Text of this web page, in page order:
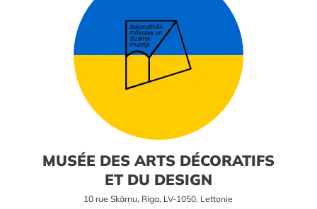
MUSÉE DES ARTS DÉCORATIFS
ET DU DESIGN
10 rue Skārņu, Riga, LV-1050, Lettonie